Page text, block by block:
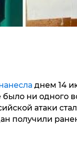
днем 14
ни одного
атаки
получили